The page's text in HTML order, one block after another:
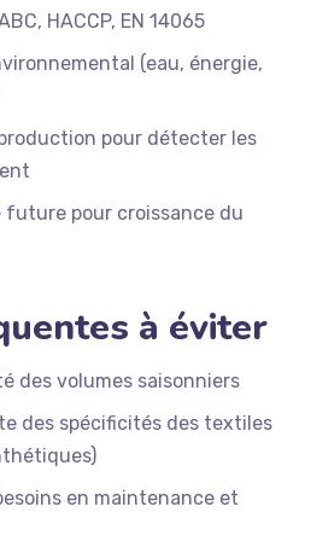
HACCP, EN 14065
(eau, énergie,
pour détecter les
pour croissance du
à éviter
des volumes saisonniers
des spécificités des textiles
en maintenance et